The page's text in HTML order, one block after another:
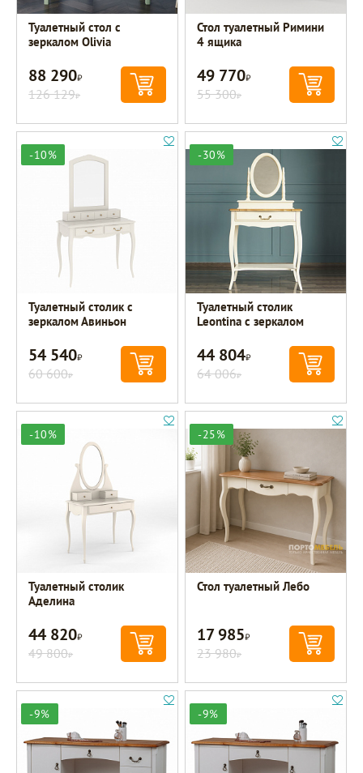
Туалетный стол с
зеркалом Olivia
88 290Р
126 129Р
Стол туалетный Римини
4 ящика
49 770Р
55 300Р
-10%
Туалетный столик с
зеркалом Авиньон
54 540Р
60 600Р
-30%
Туалетный столик
Leontina с зеркалом
44 804Р
64 006Р
-10%
Туалетный столик
Аделина
44 820Р
49 800Р
-25%
Стол туалетный Лебо
17 985Р
23 980Р
-9% -9%